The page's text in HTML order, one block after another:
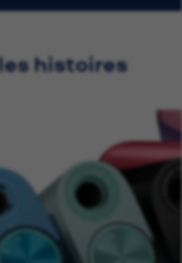
histoires